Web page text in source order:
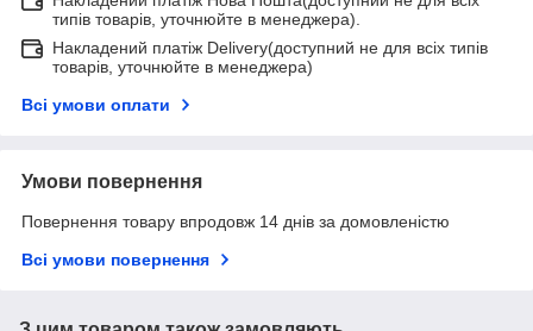
типів товарів, уточнюйте в менеджера).
Накладений платіж Delivery(доступний не для всіх типів
товарів, уточнюйте в менеджера)
Всі умови оплати
Умови повернення
Повернення товару впродовж 14 днів за домовленістю
Всі умови повернення